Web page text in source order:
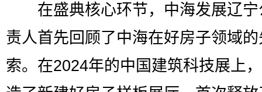
在盛典核心环节，中海发展辽宁
责人首先回顾了中海在好房子领域
索。在2024年的中国建筑科技展上